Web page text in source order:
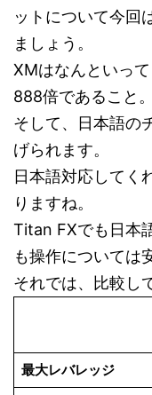
ットについて今回
ましょう。
XMはなんといっ
888倍であること。
そして、日本語の
げられます。
日本語対応してく
りますね。
Titan FXでも日本
も操作については
それでは、比較し
最大レバレッジ